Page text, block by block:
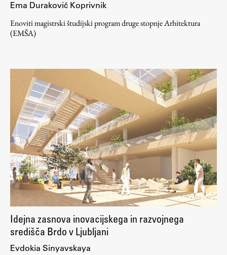
Ema Durakovič Koprivnik
Enoviti magistrski študijski program druge stopnje Arhitektura
(EMŠA)
Idejna zasnova inovacijskega in razvojnega
središča Brdo v Ljubljani
Evdokia Sinyavskaya